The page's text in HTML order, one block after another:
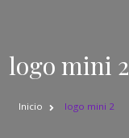
logo mini 2
Inicio logo mini 2